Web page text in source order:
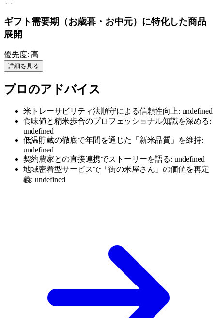
ギフト需要期（お歳暮・お中元）に特化した商品
展開
優先度: 高
詳細を見る
プロのアドバイス
米トレーサビリティ法順守による信頼性向上: undefined
食味値と精米歩合のプロフェッショナル知識を深める:
undefined
低温貯蔵の徹底で年間を通じた「新米品質」を維持:
undefined
契約農家との直接連携でストーリーを語る: undefined
地域密着型サービスで「街の米屋さん」の価値を再定
義: undefined